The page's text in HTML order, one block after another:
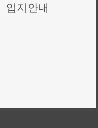
입지안내